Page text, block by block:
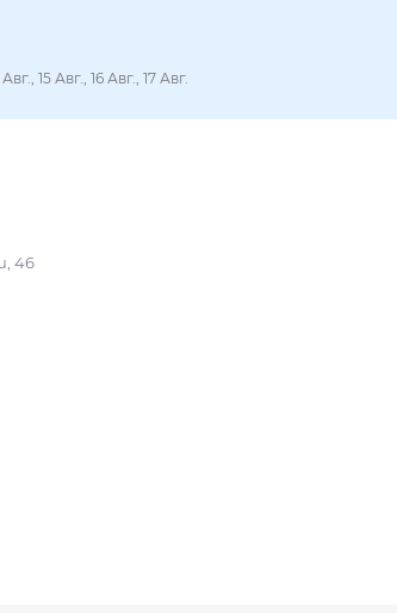
15 Авг., 16 Авг., 17 Авг.
46